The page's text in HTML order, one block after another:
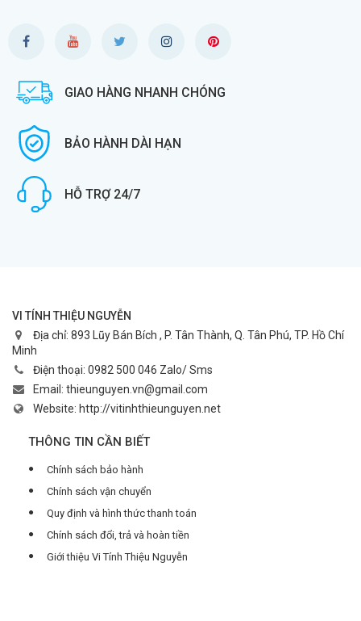
GIAO HÀNG NHANH CHÓNG
BẢO HÀNH DÀI HẠN
HỖ TRỢ 24/7
VI TÍNH THIỆU NGUYỄN
Địa chỉ: 893 Lũy Bán Bích , P. Tân Thành, Q. Tân Phú, TP. Hồ Chí
Minh
Điện thoại: 0982 500 046 Zalo/ Sms
Email: thieunguyen.vn@gmail.com
Website: http://vitinhthieunguyen.net
THÔNG TIN CẦN BIẾT
Chính sách bảo hành
Chính sách vận chuyển
Quy định và hình thức thanh toán
Chính sách đổi, trả và hoàn tiền
Giới thiệu Vi Tính Thiệu Nguyễn